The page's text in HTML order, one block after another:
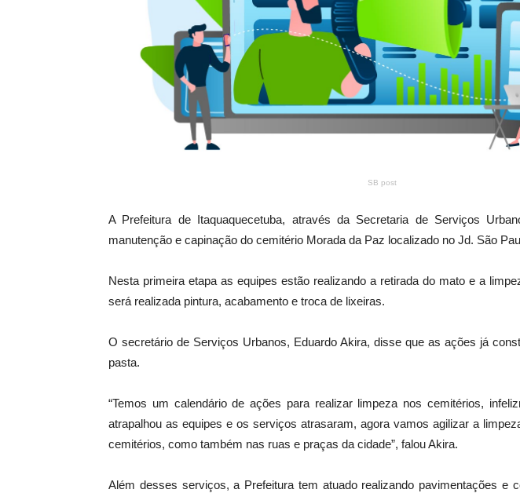
SB post
A Prefeitura de Itaquaquecetuba, através da Secretaria de Serviços
manutenção e capinação do cemitério Morada da Paz localizado no Jd. São
Nesta primeira etapa as equipes estão realizando a retirada do mato e a
será realizada pintura, acabamento e troca de lixeiras.
O secretário de Serviços Urbanos, Eduardo Akira, disse que as ações já
pasta.
“Temos um calendário de ações para realizar limpeza nos cemitérios,
atrapalhou as equipes e os serviços atrasaram, agora vamos agilizar a
cemitérios, como também nas ruas e praças da cidade”, falou Akira.
Além desses serviços, a Prefeitura tem atuado realizando pavimentações e